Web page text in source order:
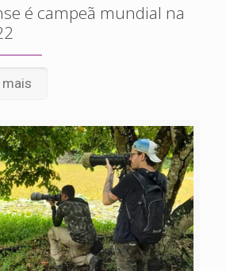
é campeã mundial na
mais